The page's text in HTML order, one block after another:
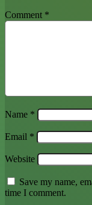
Comment *
Name *
Email *
Website
Save my name,
time I comment.